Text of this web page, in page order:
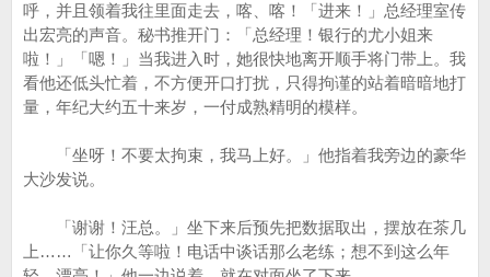
呼，并且领着我往里面走去，喀、喀！「进来！」总经理室传
出宏亮的声音。秘书推开门：「总经理！银行的尤小姐来
啦！」「嗯！」当我进入时，她很快地离开顺手将门带上。我
看他还低头忙着，不方便开口打扰，只得拘谨的站着暗暗地打
量，年纪大约五十来岁，一付成熟精明的模样。
「坐呀！不要太拘束，我马上好。」他指着我旁边的豪华
大沙发说。
「谢谢！汪总。」坐下来后预先把数据取出，摆放在茶几
上……「让你久等啦！电话中谈话那么老练；想不到这么年